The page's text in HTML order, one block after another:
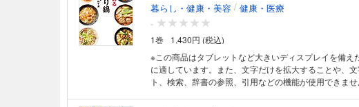
す。
暮らし・健康・美容 / 健康・医療
-
1巻
1,430円 (税込)
※この商品はタブレットなど大きいディスプレイを備え
に適しています。また、文字だけを拡大することや、
ト、検索、辞書の参照、引用などの機能が使用できません。 【電子